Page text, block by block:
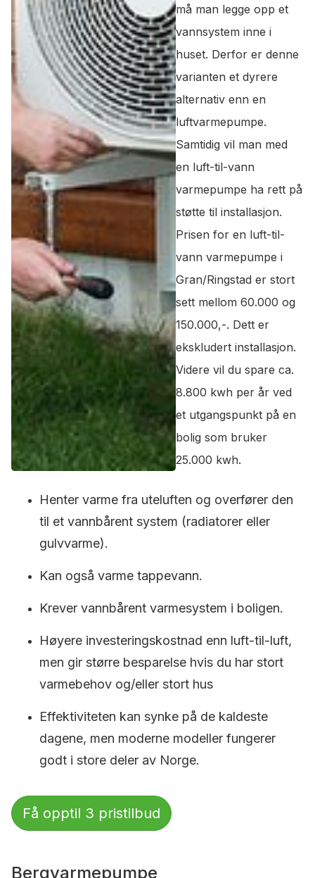
må man legge opp et
vannsystem inne i
huset. Derfor er denne
varianten et dyrere
alternativ enn en
luftvarmepumpe.
Samtidig vil man med
en luft-til-vann
varmepumpe ha rett på
støtte til installasjon.
Prisen for en luft-til-
vann varmepumpe i
Gran/Ringstad er stort
sett mellom 60.000 og
150.000,-. Dett er
ekskludert installasjon.
Videre vil du spare ca.
8.800 kwh per år ved
et utgangspunkt på en
bolig som bruker
25.000 kwh.
Henter varme fra uteluften og overfører den
til et vannbårent system (radiatorer eller
gulvvarme).
Kan også varme tappevann.
Krever vannbårent varmesystem i boligen.
Høyere investeringskostnad enn luft-til-luft,
men gir større besparelse hvis du har stort
varmebehov og/eller stort hus
Effektiviteten kan synke på de kaldeste
dagene, men moderne modeller fungerer
godt i store deler av Norge.
Få opptil 3 pristilbud
Bergvarmepumpe